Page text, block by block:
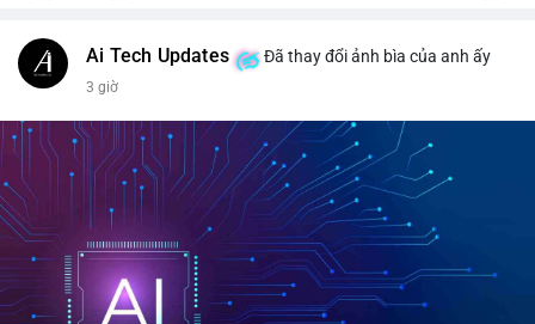
Ai Tech Updates Đã thay đổi ảnh bìa của anh ấy
3 giờ